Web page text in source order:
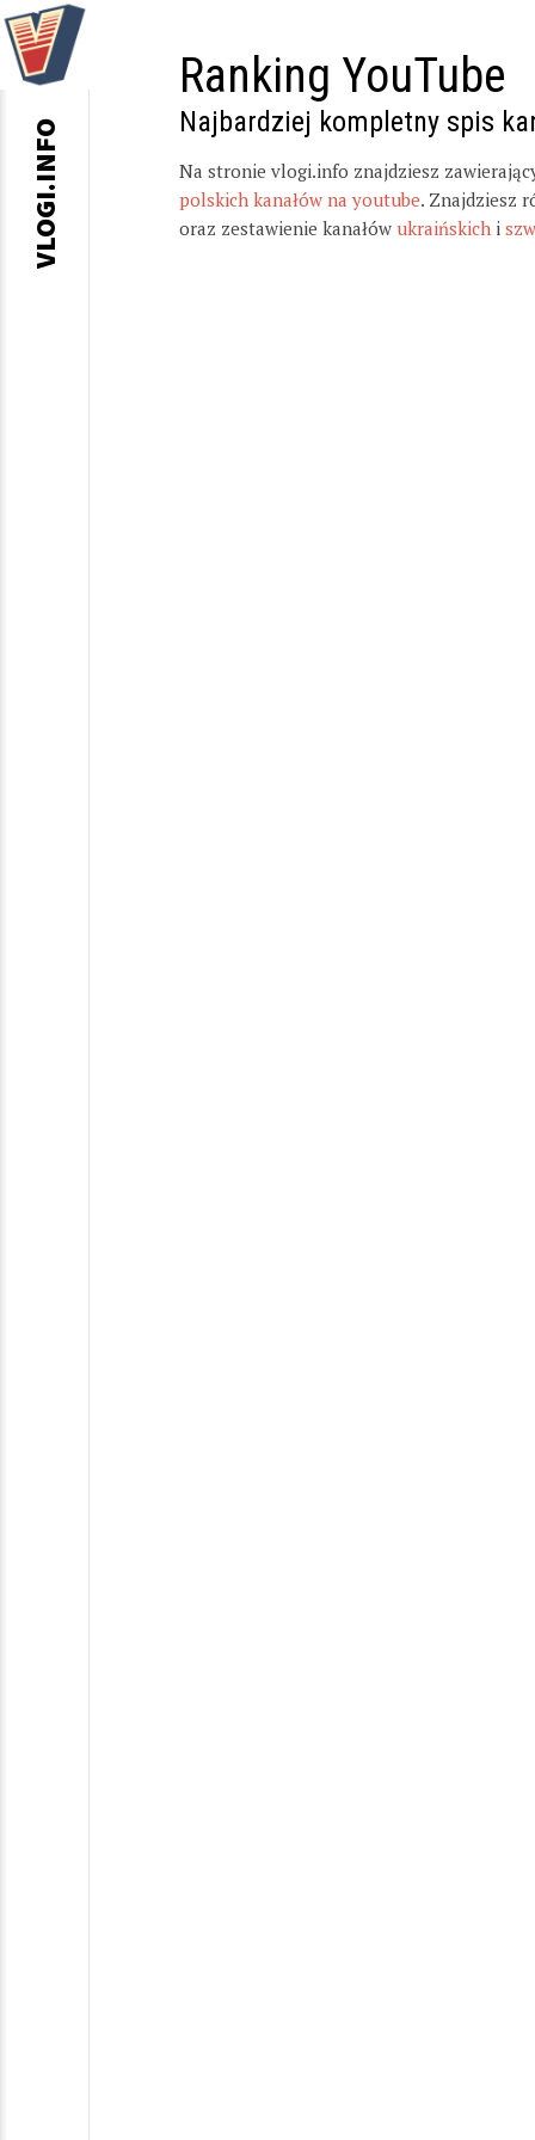
Ranking YouTube
Najbardziej kompletny spis
Na stronie vlogi.info znajdziesz
polskich kanałów na youtube. Znajdziesz
oraz zestawienie kanałów ukraińskich i
VLOGI.INFO